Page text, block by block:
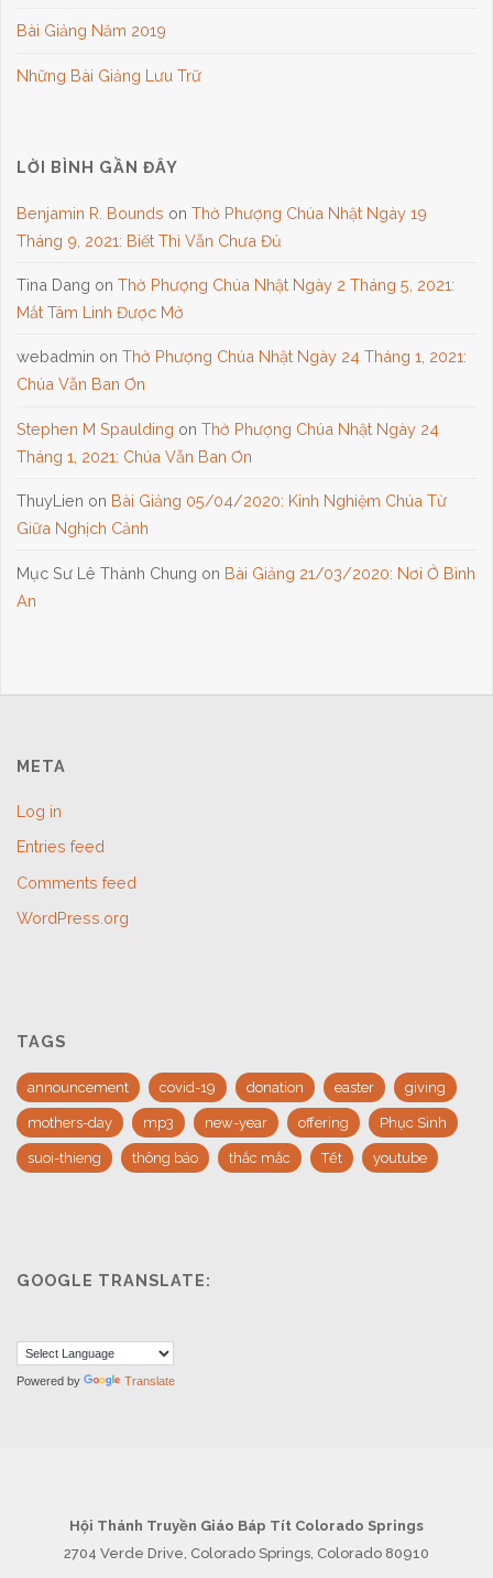
Bài Giảng Năm 2019
Những Bài Giảng Lưu Trữ
LỜI BÌNH GẦN ĐÂY
Benjamin R. Bounds onThờ Phượng Chúa Nhật Ngày 19
Tháng 9, 2021: Biết Thì Vẫn Chưa Đủ
Tina Dang onThờ Phượng Chúa Nhật Ngày 2 Tháng 5, 2021:
Mắt Tâm Linh Được Mở
webadmin onThờ Phượng Chúa Nhật Ngày 24 Tháng 1, 2021:
Chúa Vẫn Ban Ơn
Stephen M Spaulding onThờ Phượng Chúa Nhật Ngày 24
Tháng 1, 2021: Chúa Vẫn Ban Ơn
ThuyLien on Bài Giảng 05/04/2020: Kinh Nghiệm Chúa Từ
Giữa Nghịch Cảnh
Mục Sư Lê Thành Chung on Bài Giảng 21/03/2020: Nơi Ở Bình
An
META
Log in
Entries feed
Comments feed
WordPress.org
TAGS
announcement covid-19 donation easter giving
mothers-day mp3 new-year offering Phục Sinh
suoi-thieng thông báo thắc mắc Tết youtube
GOOGLE TRANSLATE:
Powered by Translate
Hội Thánh Truyền Giáo Báp Tít Colorado Springs
2704 Verde Drive, Colorado Springs, Colorado 80910